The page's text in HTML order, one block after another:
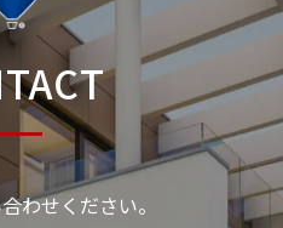
わせください。